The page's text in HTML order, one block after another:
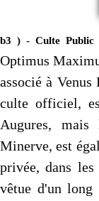
b3 ) - Culte Public
Optimus
associé à
culte officiel,
Augures,
Minerve, est
privée, dans
vêtue d'un